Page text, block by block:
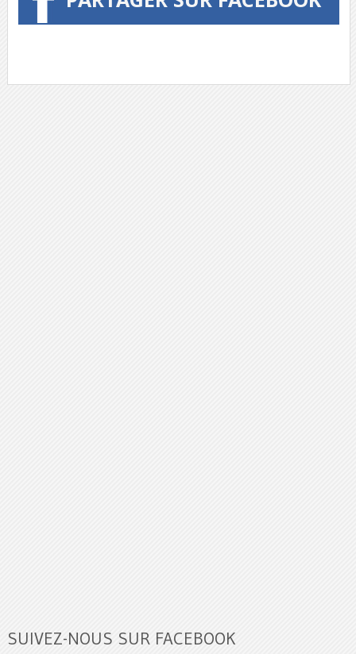
SUIVEZ-NOUS SUR FACEBOOK